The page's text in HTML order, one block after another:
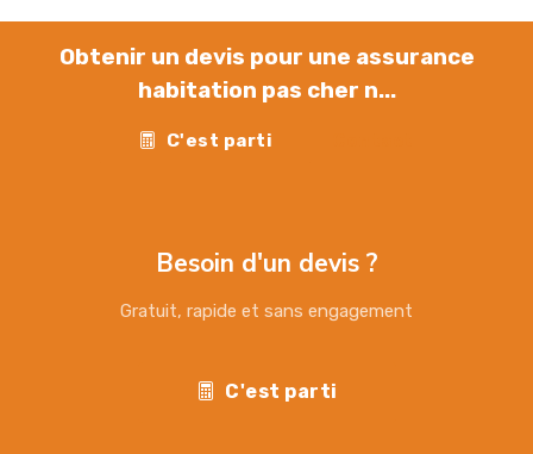
Obtenir un devis pour une assurance
habitation pas cher n...
C'est parti
Besoin d'un devis ?
Gratuit, rapide et sans engagement
C'est parti